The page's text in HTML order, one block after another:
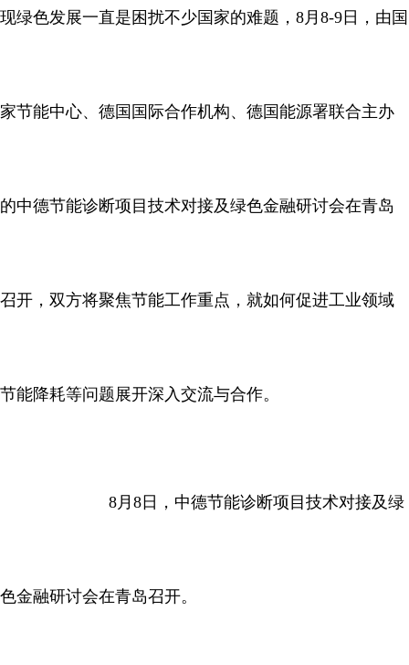
现绿色发展一直是困扰不少国家的难题，8月8-9日，由国
家节能中心、德国国际合作机构、德国能源署联合主办
的中德节能诊断项目技术对接及绿色金融研讨会在青岛
召开，双方将聚焦节能工作重点，就如何促进工业领域
节能降耗等问题展开深入交流与合作。
8月8日，中德节能诊断项目技术对接及绿
色金融研讨会在青岛召开。